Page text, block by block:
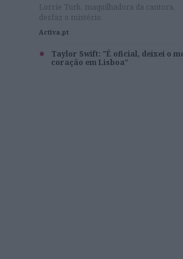
Lorrie Turk, maquilhadora da cantora,
desfaz o mistério.
Activa.pt
Taylor Swift: "É oficial, deixei o
coração em Lisboa"